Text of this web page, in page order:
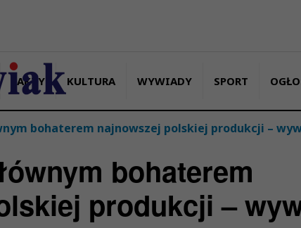
FAKTY KULTURA WYWIADY SPORT
bohaterem najnowszej polskiej produkcji –
bohaterem
produkcji –